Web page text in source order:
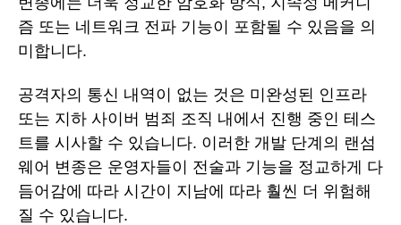
즘 또는 네트워크 전파 기능이 포함될 수 있음을 의
미합니다.
공격자의 통신 내역이 없는 것은 미완성된 인프라
또는 지하 사이버 범죄 조직 내에서 진행 중인 테스
트를 시사할 수 있습니다. 이러한 개발 단계의 랜섬
웨어 변종은 운영자들이 전술과 기능을 정교하게 다
듬어감에 따라 시간이 지남에 따라 훨씬 더 위험해
질 수 있습니다.